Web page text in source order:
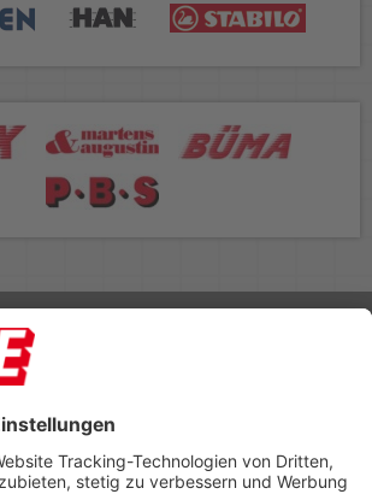
401-0
Impressum
Vertriebs GmbH